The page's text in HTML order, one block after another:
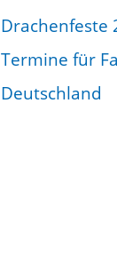
Drachenfeste
Termine für
Deutschland
h
i
v